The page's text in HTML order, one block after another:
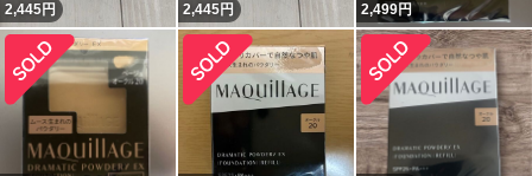
2,445円 2,445円 2,499円